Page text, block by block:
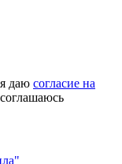
даю согласие на